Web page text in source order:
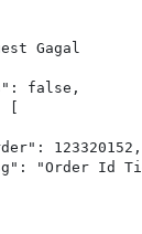
Gagal
false,
123320152,
"Order Id